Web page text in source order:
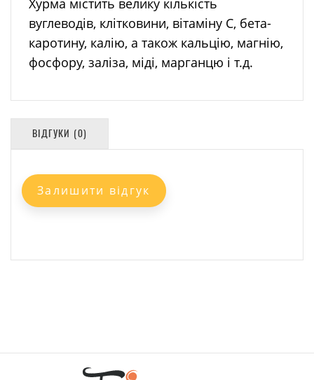
вуглеводів, клітковини, вітаміну С, бета-
каротину, калію, а також кальцію, магнію,
фосфору, заліза, міді, марганцю і т.д.
ВІДГУКИ (0)
Залишити відгук